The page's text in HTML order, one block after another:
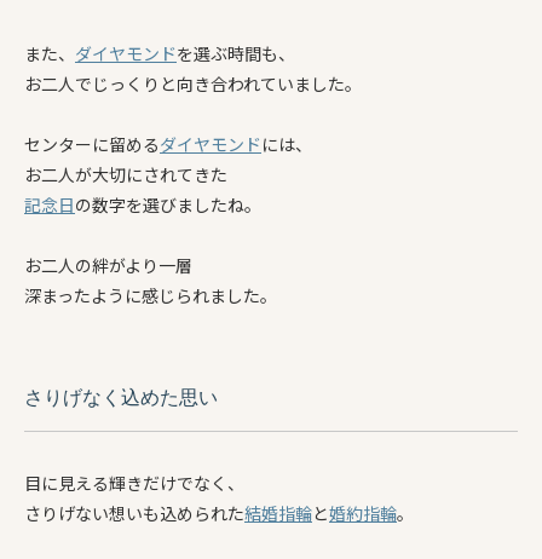
また、 ダイヤモンドを選ぶ時間も、
お二人でじっくりと向き合われていました。
センターに留めるダイヤモンド には、
お二人が大切にされてきた
記念日の数字を選びましたね。
お二人の絆がより一層
深まったように感じられました。
さりげなく込めた思い
目に見える輝きだけでなく、
さりげない想いも込められた結婚指輪と婚約指輪。